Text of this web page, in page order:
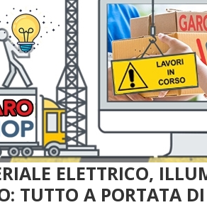
ELETTRICO,
TUTTO A PORTATA